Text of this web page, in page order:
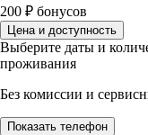
200 ₽ бонусов
Цена и доступность
Выберите даты и
проживания
Без комиссии и
Показать телефон